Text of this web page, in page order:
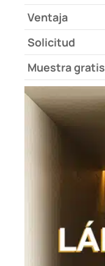
Ventaja
Solicitud
Muestra gratis